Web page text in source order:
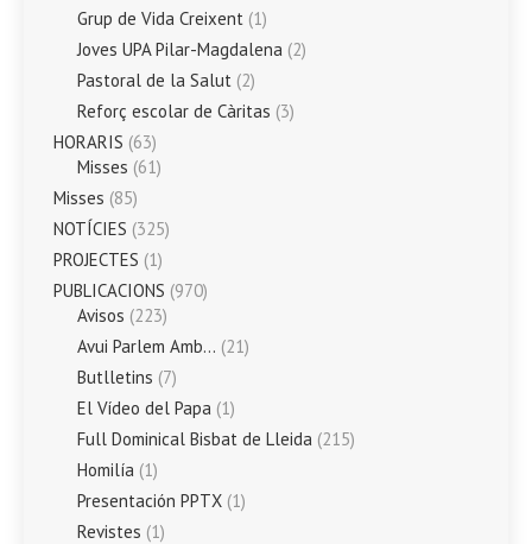
Grup de Vida Creixent (1)
Joves UPA Pilar-Magdalena (2)
Pastoral de la Salut (2)
Reforç escolar de Càritas (3)
HORARIS (63)
Misses (61)
Misses (85)
NOTÍCIES (325)
PROJECTES (1)
PUBLICACIONS (970)
Avisos (223)
Avui Parlem Amb… (21)
Butlletins (7)
El Vídeo del Papa (1)
Full Dominical Bisbat de Lleida (215)
Homilía (1)
Presentación PPTX (1)
Revistes (1)